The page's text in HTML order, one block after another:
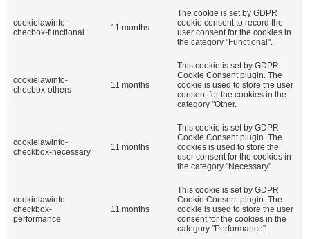
cookielawinfo-
checbox-functional
11 months
The cookie is set by GDPR
cookie consent to record the
user consent for the cookies in
the category "Functional".
cookielawinfo-
checbox-others
11 months
This cookie is set by GDPR
Cookie Consent plugin. The
cookie is used to store the user
consent for the cookies in the
category "Other.
cookielawinfo-
checkbox-necessary
11 months
This cookie is set by GDPR
Cookie Consent plugin. The
cookies is used to store the
user consent for the cookies in
the category "Necessary".
cookielawinfo-
checkbox-
performance
11 months
This cookie is set by GDPR
Cookie Consent plugin. The
cookie is used to store the user
consent for the cookies in the
category "Performance".